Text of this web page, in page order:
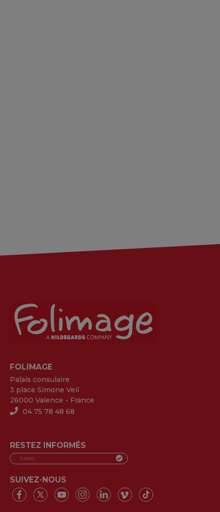
FOLIMAGE
Palais consulaire
3 place Simone Veil
26000 Valence - France
04 75 78 48 68
RESTEZ INFORMÉS
SUIVEZ-NOUS